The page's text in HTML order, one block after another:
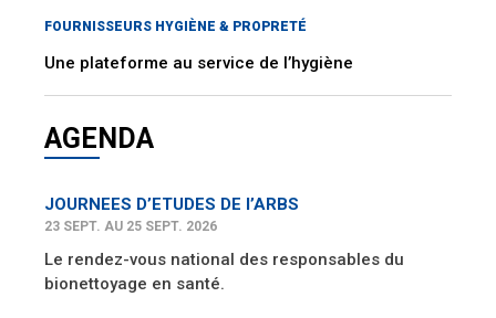
FOURNISSEURS HYGIÈNE & PROPRETÉ
Une plateforme au service de l’hygiène
AGENDA
JOURNEES D’ETUDES DE l’ARBS
23 SEPT. AU 25 SEPT. 2026
Le rendez-vous national des responsables du
bionettoyage en santé.